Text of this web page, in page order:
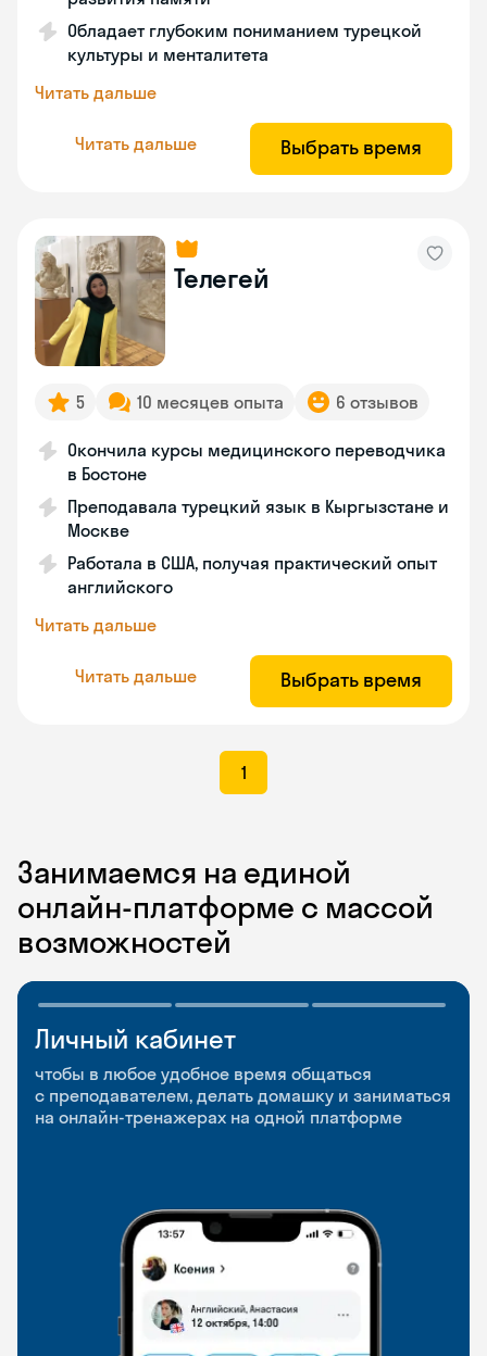
Обладает глубоким пониманием турецкой
культуры и менталитета
Читать дальше
Читать дальше Выбрать время
Телегей
5 10 месяцев опыта 6 отзывов
Окончила курсы медицинского переводчика
в Бостоне
Преподавала турецкий язык в Кыргызстане и
Москве
Работала в США, получая практический опыт
английского
Читать дальше
Читать дальше Выбрать время
1
Занимаемся на единой
онлайн-платформе с массой
возможностей
Личный кабинет
чтобы в любое удобное время общаться
с преподавателем, делать домашку и заниматься
на онлайн-тренажерах на одной платформе
Мобильное
приложение
чтобы заниматься и изучать новые слова где
и когда удобно
Разговорные клубы
и Talks
Групповые занятия для разговорной практики
и индивидуальные встречи с преподавателями